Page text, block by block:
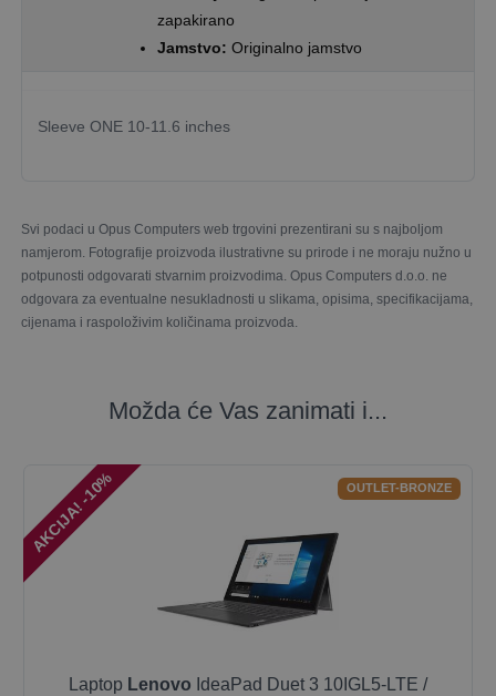
zapakirano
Jamstvo: Originalno jamstvo
Sleeve ONE 10-11.6 inches
Svi podaci u Opus Computers web trgovini prezentirani su s najboljom
namjerom. Fotografije proizvoda ilustrativne su prirode i ne moraju nužno u
potpunosti odgovarati stvarnim proizvodima. Opus Computers d.o.o. ne
odgovara za eventualne nesukladnosti u slikama, opisima, specifikacijama,
cijenama i raspoloživim količinama proizvoda.
Možda će Vas zanimati i...
AKCIJA! -10% OUTLET-BRONZE
Laptop Lenovo IdeaPad Duet 3 10IGL5-LTE /